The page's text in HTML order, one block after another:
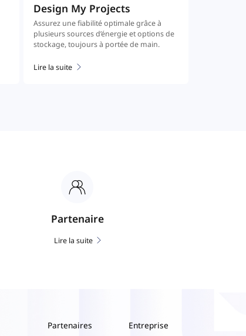
Design My Projects
Assurez une fiabilité optimale grâce à
plusieurs sources d’énergie et options de
stockage, toujours à portée de main.
Lire la suite
Partenaire
Lire la suite
Partenaires Entreprise